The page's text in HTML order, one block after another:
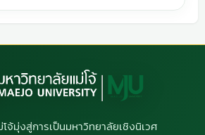
จ้มุ่งสู่การเป็นมหาวิทยาลัยเชิงนิเวศ